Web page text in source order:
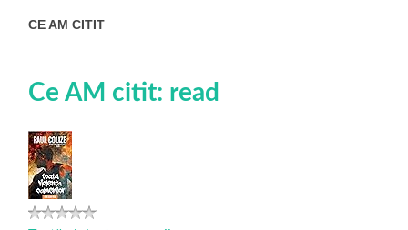
CE AM CITIT
Ce AM citit: read